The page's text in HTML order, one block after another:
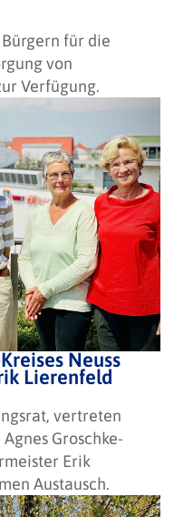
für die
von
Verfügung.
Neuss
Lierenfeld
vertreten
Groschke-
Erik
Austausch.